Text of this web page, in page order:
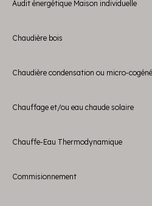
Audit énergétique Maison individuelle
Chaudière bois
Chaudière condensation ou micro-
Chauffage et/ou eau chaude solaire
Chauffe-Eau Thermodynamique
Commisionnement